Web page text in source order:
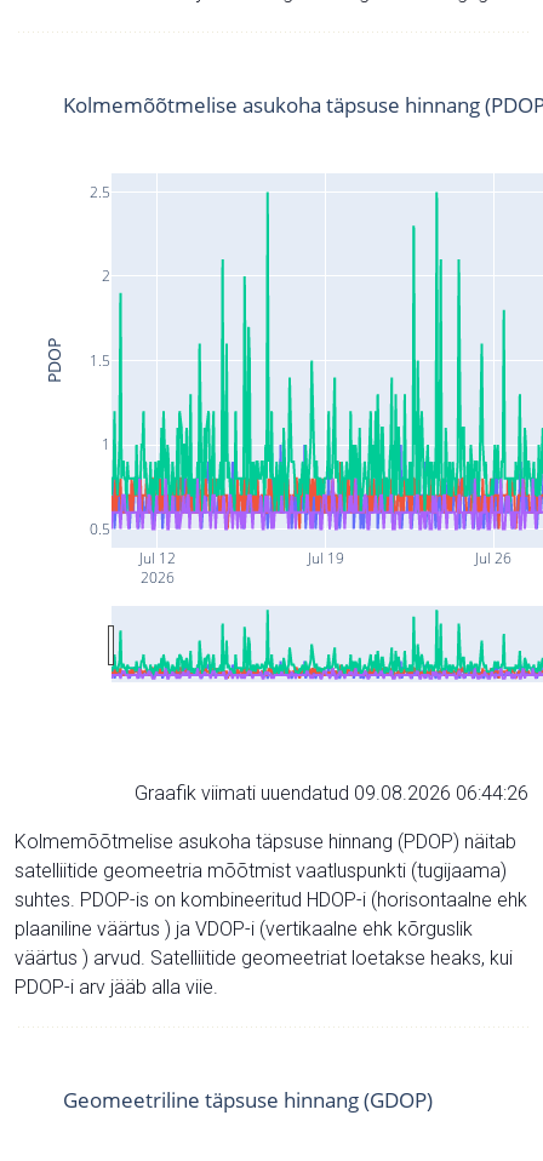
Jul 12
2026
Jul 19 Jul 26
0.5
1
1.5
2
2.5
Kolmemõõtmelise asukoha täpsuse hinnang
PDOP
Graafik viimati uuendatud 09.08.2026 06:44:26
Kolmemõõtmelise asukoha täpsuse hinnang (PDOP) näitab
satelliitide geomeetria mõõtmist vaatluspunkti (tugijaama)
suhtes. PDOP-is on kombineeritud HDOP-i (horisontaalne ehk
plaaniline väärtus ) ja VDOP-i (vertikaalne ehk kõrguslik
väärtus ) arvud. Satelliitide geomeetriat loetakse heaks, kui
PDOP-i arv jääb alla viie.
Geomeetriline täpsuse hinnang (GDOP)